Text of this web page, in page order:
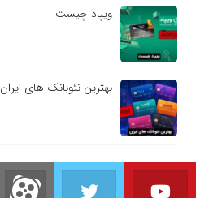
ویپاد چیست
بهترین نئوبانک های ایران